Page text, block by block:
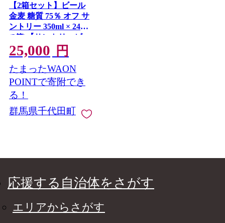
【2箱セット】ビール
金麦 糖質 75％ オフ サ
ントリー 350ml × 24本
(2箱)【サントリービー
ル】＜天然水のビール
工場＞ 群馬※沖縄・
離島地域へのお届け不
可
25,000 円
たまったWAON
POINTで寄附でき
る！
群馬県千代田町
応援する自治体をさがす
エリアからさがす